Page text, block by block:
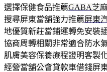
選擇保健食品推薦GABA芝
搜尋屏東當舖強力推薦屏東
地優質新莊當鋪運轉免安裝
協商周轉相關非常適合防水
肌膚美容保養療程證明客製
經營當舖公會貸款車借錢屏